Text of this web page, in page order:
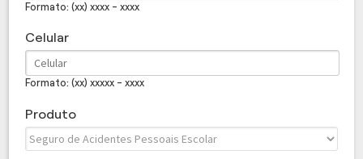
Formato: (xx) xxxx - xxxx
Celular
Formato: (xx) xxxxx - xxxx
Produto